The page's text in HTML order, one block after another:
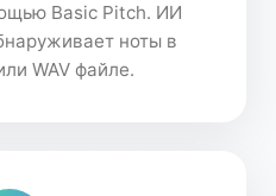
Basic Pitch. ИИ
ноты в
WAV файле.